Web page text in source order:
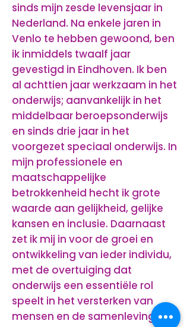
sinds mijn zesde levensjaar in
Nederland. Na enkele jaren in
Venlo te hebben gewoond, ben
ik inmiddels twaalf jaar
gevestigd in Eindhoven. Ik ben
al achttien jaar werkzaam in het
onderwijs; aanvankelijk in het
middelbaar beroepsonderwijs
en sinds drie jaar in het
voorgezet speciaal onderwijs. In
mijn professionele en
maatschappelijke
betrokkenheid hecht ik grote
waarde aan gelijkheid, gelijke
kansen en inclusie. Daarnaast
zet ik mij in voor de groei en
ontwikkeling van ieder individu,
met de overtuiging dat
onderwijs een essentiële rol
speelt in het versterken van
mensen en de samenleving.